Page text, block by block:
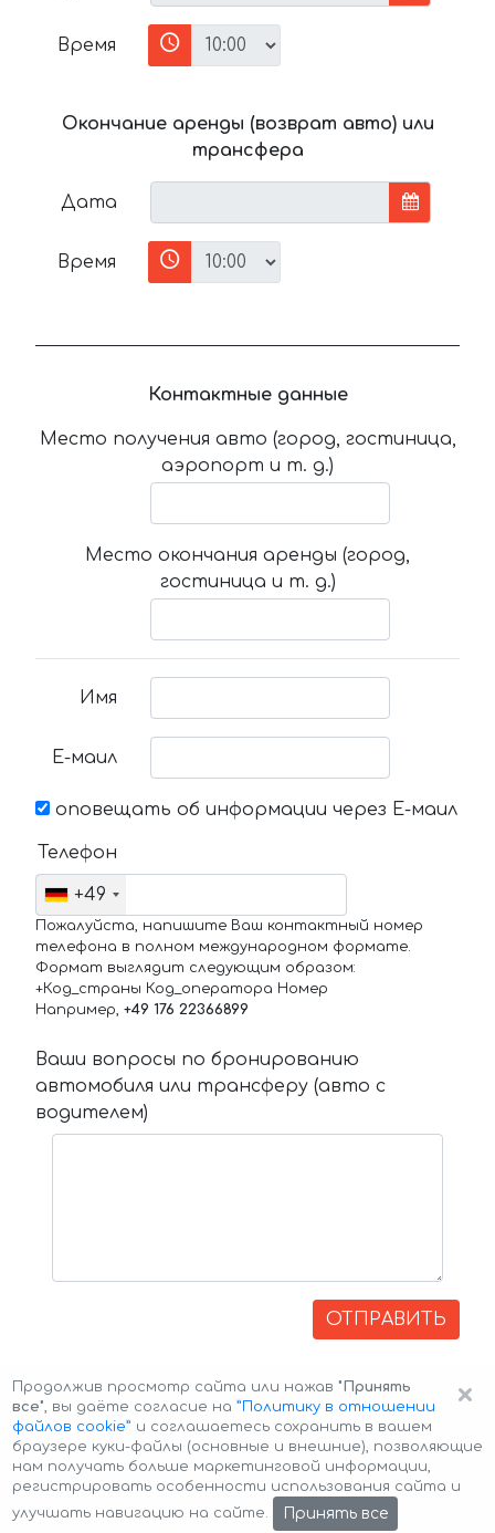
Время
Окончание аренды (возврат авто) или
трансфера
Дата
Время
Контактные данные
Место получения авто (город, гостиница,
аэропорт и т. д.)
Место окончания аренды (город,
гостиница и т. д.)
Имя
Е-маил
оповещать об информации через Е-маил
Телефон
+49
Пожалуйста, напишите Ваш контактный номер
телефона в полном международном формате.
Формат выглядит следующим образом:
+Код_страны Код_оператора Номер
Например, +49 176 22366899
Ваши вопросы по бронированию
автомобиля или трансферу (авто с
водителем)
ОТПРАВИТЬ
Авторские права © 2026 Авто-Аренда Cookie Policy
×
Продолжив просмотр сайта или нажав "Принять
все", вы даёте согласие на ”Политику в отношении
файлов cookie” и соглашаетесь сохранить в вашем
браузере куки-файлы (основные и внешние), позволяющие
нам получать больше маркетинговой информации,
регистрировать особенности использования сайта и
улучшать навигацию на сайте.
Принять все